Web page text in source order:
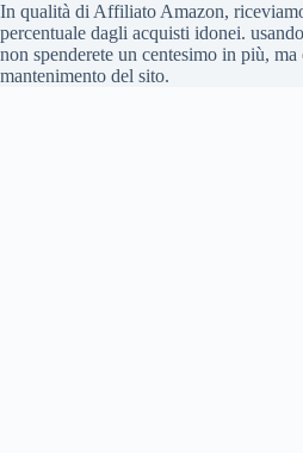
In qualità di Affiliato Amazon,
percentuale dagli acquisti idonei.
non spenderete un centesimo in più,
mantenimento del sito.